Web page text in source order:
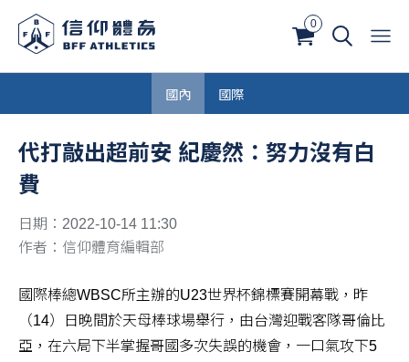
0
國內 國際
代打敲出超前安 紀慶然：努力沒有白
費
日期：2022-10-14 11:30
作者：信仰體育編輯部
國際棒總WBSC所主辦的U23世界杯錦標賽開幕戰，昨
（14）日晚間於天母棒球場舉行，由台灣迎戰客隊哥倫比
亞，在六局下半掌握哥國多次失誤的機會，一口氣攻下5